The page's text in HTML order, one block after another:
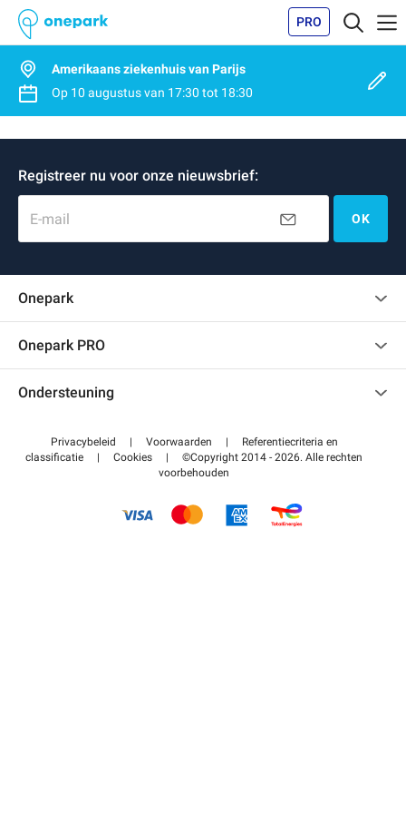
PRO
Amerikaans ziekenhuis van Parijs
Op 10 augustusvan 17:30 tot 18:30
Registreer nu voor onze nieuwsbrief:
E-mail OK
Onepark
Onepark PRO
Word partner van Onepark
Ondersteuning
Helpcentrum
Betalen voor parkeren FLOW
Privacybeleid | Voorwaarden |
Referentiecriteria en
classificatie
| Cookies |
©Copyright 2014 - 2026. Alle rechten
voorbehouden